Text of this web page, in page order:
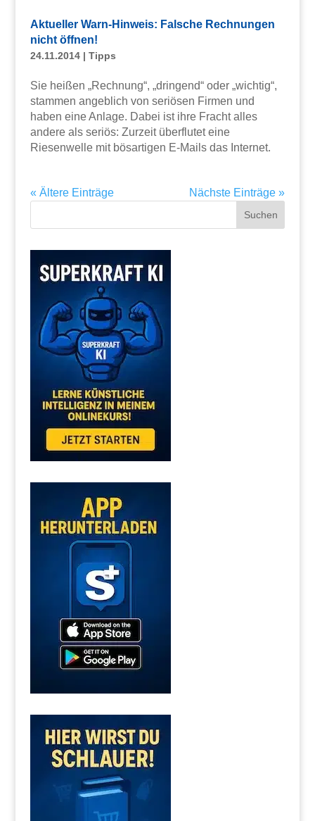
Aktueller Warn-Hinweis: Falsche Rechnungen
nicht öffnen!
24.11.2014| Tipps
Sie heißen „Rechnung“, „dringend“ oder „wichtig“,
stammen angeblich von seriösen Firmen und
haben eine Anlage. Dabei ist ihre Fracht alles
andere als seriös: Zurzeit überflutet eine
Riesenwelle mit bösartigen E-Mails das Internet.
« Ältere Einträge Nächste Einträge »